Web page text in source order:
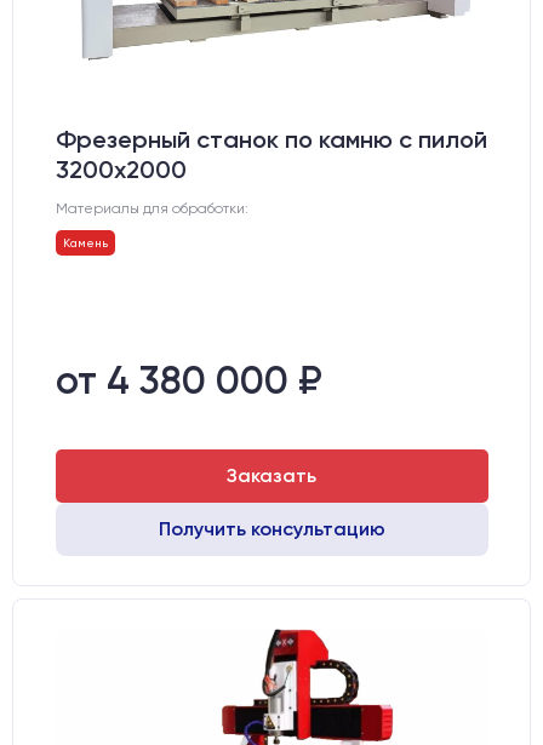
Фрезерный станок по камню с пилой
3200x2000
Материалы для обработки:
Камень
от 4 380 000 ₽
Заказать
Получить консультацию